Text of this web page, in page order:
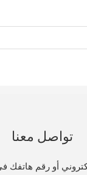
تواصل معنا
أو رقم هاتفك